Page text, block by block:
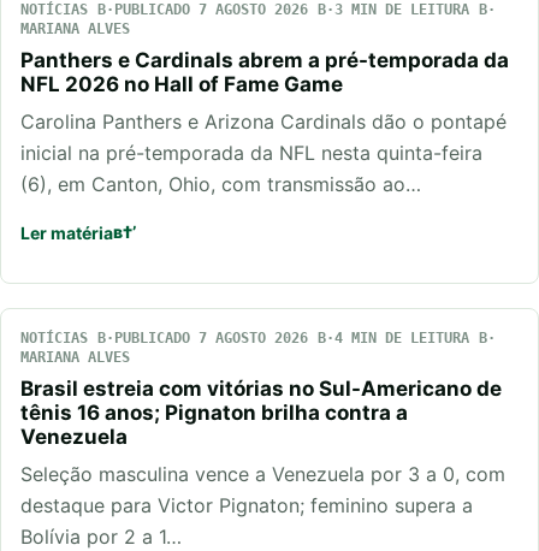
NOTÍCIAS PUBLICADO 7 AGOSTO 2026
3 MIN DE LEITURA
MARIANA ALVES
Panthers e Cardinals abrem a pré-temporada da
NFL 2026 no Hall of Fame Game
Carolina Panthers e Arizona Cardinals dão o pontapé
inicial na pré-temporada da NFL nesta quinta-feira
(6), em Canton, Ohio, com transmissão ao…
Ler matéria
NOTÍCIAS PUBLICADO 7 AGOSTO 2026
4 MIN DE LEITURA
MARIANA ALVES
Brasil estreia com vitórias no Sul-Americano de
tênis 16 anos; Pignaton brilha contra a
Venezuela
Seleção masculina vence a Venezuela por 3 a 0, com
destaque para Victor Pignaton; feminino supera a
Bolívia por 2 a 1…